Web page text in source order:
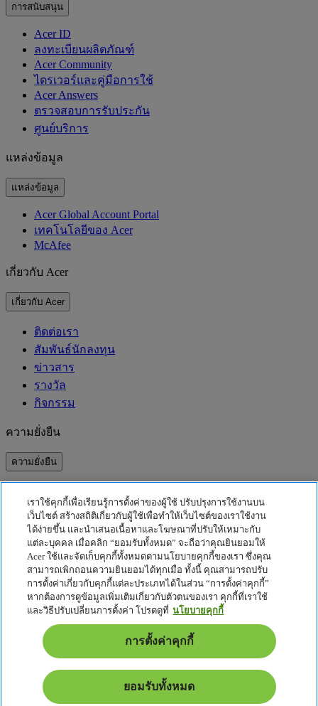
การสนับสนุน
Acer ID
ลงทะเบียนผลิตภัณฑ์
Acer Community
ไดรเวอร์และคู่มือการใช้
Acer Answers
ตรวจสอบการรับประกัน
ศูนย์บริการ
แหล่งข้อมูล
แหล่งข้อมูล
Acer Global Account Portal
เทคโนโลยีของ Acer
McAfee
เกี่ยวกับ Acer
เกี่ยวกับ Acer
ติดต่อเรา
สัมพันธ์นักลงทุน
ข่าวสาร
รางวัล
กิจกรรม
ความยั่งยืน
ความยั่งยืน
คาร์บอนฟุตพริ้นท์ของผลิตภัณฑ์
Project Humanity
Earthion
นโยบายความเป็นส่วนตัว
นโยบายเกี่ยวกับคุกกี้
ประกาศเกี่ยวกับกฎหมาย
ข้อมูลด้านกฎหมายเพิ่มเติม
นโยบายการเข้าถึง
การตั้งค่าคุกกี้
ไทย - ไทย
© 2026 Acer Inc.
เราใช้คุกกี้เพื่อเรียนรู้การตั้งค่าของผู้ใช้ ปรับปรุงการใช้งานบน
เว็บไซต์ สร้างสถิติเกี่ยวกับผู้ใช้เพื่อทำให้เว็บไซต์ของเราใช้งาน
ได้ง่ายขึ้น และนำเสนอเนื้อหาและโฆษณาที่ปรับให้เหมาะกับ
แต่ละบุคคล เมื่อคลิก “ยอมรับทั้งหมด” จะถือว่าคุณยินยอมให้
Acer ใช้และจัดเก็บคุกกี้ทั้งหมดตามนโยบายคุกกี้ของเรา ซึ่งคุณ
สามารถเพิกถอนความยินยอมได้ทุกเมื่อ ทั้งนี้ คุณสามารถปรับ
การตั้งค่าเกี่ยวกับคุกกี้แต่ละประเภทได้ในส่วน “การตั้งค่าคุกกี้”
หากต้องการดูข้อมูลเพิ่มเติมเกี่ยวกับตัวตนของเรา คุกกี้ที่เราใช้
และวิธีปรับเปลี่ยนการตั้งค่า โปรดดูที่ นโยบายคุกกี้
การตั้งค่าคุกกี้
ยอมรับทั้งหมด